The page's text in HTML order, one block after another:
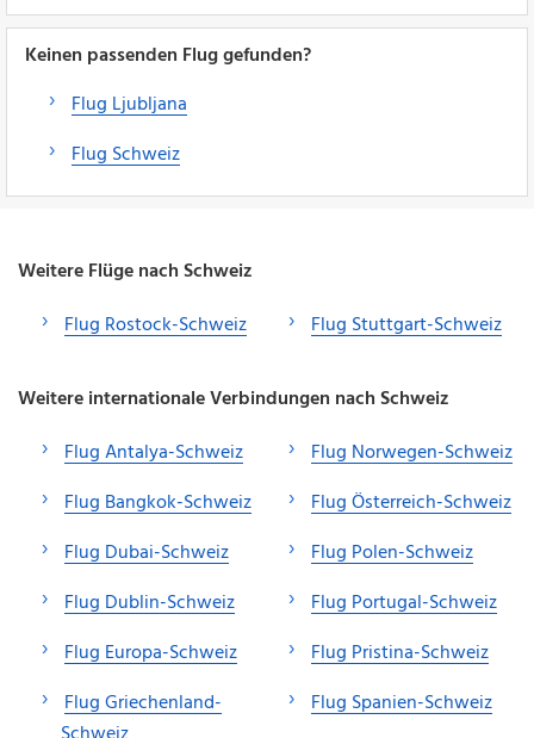
Keinen passenden Flug gefunden?
Flug Ljubljana
Flug Schweiz
Weitere Flüge nach Schweiz
Flug Rostock-Schweiz
Flug Stuttgart-Schweiz
Weitere internationale Verbindungen nach Schweiz
Flug Antalya-Schweiz
Flug Bangkok-Schweiz
Flug Dubai-Schweiz
Flug Dublin-Schweiz
Flug Europa-Schweiz
Flug Griechenland-
Flug Norwegen-Schweiz
Flug Österreich-Schweiz
Flug Polen-Schweiz
Flug Portugal-Schweiz
Flug Pristina-Schweiz
Flug Spanien-Schweiz